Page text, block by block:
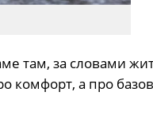
там, за словами
комфорт, а про